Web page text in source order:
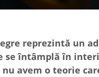
reprezintă un
se întâmplă în
avem o teorie